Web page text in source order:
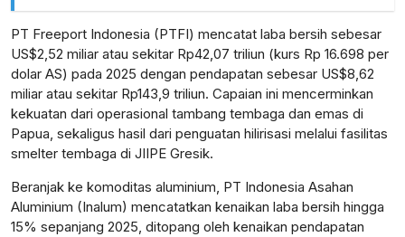
PT Freeport Indonesia (PTFI) mencatat laba bersih sebesar
US$2,52 miliar atau sekitar Rp42,07 triliun (kurs Rp 16.698 per
dolar AS) pada 2025 dengan pendapatan sebesar US$8,62
miliar atau sekitar Rp143,9 triliun. Capaian ini mencerminkan
kekuatan dari operasional tambang tembaga dan emas di
Papua, sekaligus hasil dari penguatan hilirisasi melalui fasilitas
smelter tembaga di JIIPE Gresik.
Beranjak ke komoditas aluminium, PT Indonesia Asahan
Aluminium (Inalum) mencatatkan kenaikan laba bersih hingga
15% sepanjang 2025, ditopang oleh kenaikan pendapatan